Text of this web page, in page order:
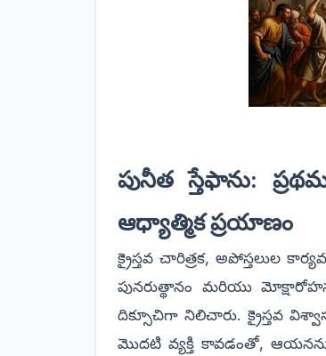
పునీత స్తేఫాను:
ఆధ్యాత్మిక ప్రయాణం
క్రైస్తవ చారిత్రక, అపోస్తలుల
పునరుత్థానం మరియు
దిక్సూచిగా నిలిచారు. క్రైస్తవ
మొదటి వ్యక్తి కావడంతో,